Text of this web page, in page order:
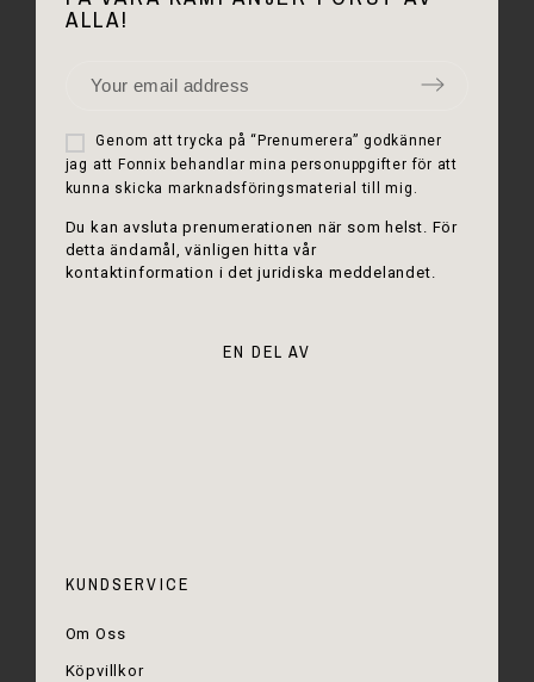
ALLA!
Genom att trycka på “Prenumerera” godkänner
jag att Fonnix behandlar mina personuppgifter för att
kunna skicka marknadsföringsmaterial till mig.
Du kan avsluta prenumerationen när som helst. För
detta ändamål, vänligen hitta vår
kontaktinformation i det juridiska meddelandet.
EN DEL AV
KUNDSERVICE
Om Oss
Köpvillkor